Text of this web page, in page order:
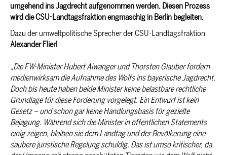
umgehend ins Jagdrecht aufgenommen werden. Diesen Prozess
wird die CSU-Landtagsfraktion engmaschig in Berlin begleiten.
Dazu der umweltpolitische Sprecher der CSU-Landtagsfraktion
Alexander Flierl
Die FW-Minister Hubert Aiwanger und Thorsten Glauber fordern
medienwirksam die Aufnahme des Wolfs ins bayerische Jagdrecht.
Doch bis heute haben beide Minister keine belastbare rechtliche
Grundlage für diese Forderung vorgelegt. Ein Entwurf ist kein
Gesetz – und schon gar keine Handlungsbasis für gezielte
Bejagung. Während sich die Minister in öffentlichen Statements
einig zeigen, bleiben sie dem Landtag und der Bevölkerung eine
saubere juristische Regelung schuldig. Das ist umso kritischer, da